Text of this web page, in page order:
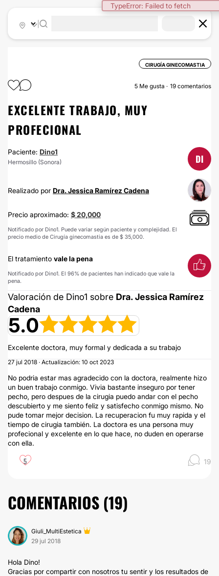
TypeError: Failed to fetch
CIRUGÍA GINECOMASTIA
5 Me gusta 19 comentarios
EXCELENTE TRABAJO, MUY
PROFECIONAL
Paciente: Dino1
Hermosillo (Sonora) DI
Realizado por Dra. Jessica Ramírez Cadena
Precio aproximado: $ 20,000
Notificado por Dino1. Puede variar según paciente y complejidad. El
precio medio de Cirugía ginecomastia es de $ 35,000.
El tratamiento vale la pena
Notificado por Dino1. El 96% de pacientes han indicado que vale la
pena.
Valoración de Dino1 sobre Dra. Jessica Ramírez
Cadena
5.0
Excelente doctora, muy formal y dedicada a su trabajo
27 jul 2018 · Actualización: 10 oct 2023
No podria estar mas agradecido con la doctora, realmente hizo
un buen trabajo conmigo. Vivia bastante inseguro por tener
pecho, pero despues de la cirugia puedo andar con el pecho
descubierto y me siento feliz y satisfecho conmigo mismo. No
pude tomar mejor decision. La recuperacion fu muy rapida y el
tiempo de cirugia también. La doctora es una persona muy
profecional y excelente en lo que hace, no duden en operarse
con ella.
5 19
COMENTARIOS (19)
Giuli_MultiEstetica
29 jul 2018
Hola Dino!
Gracias por compartir con nosotros tu sentir y los resultados de